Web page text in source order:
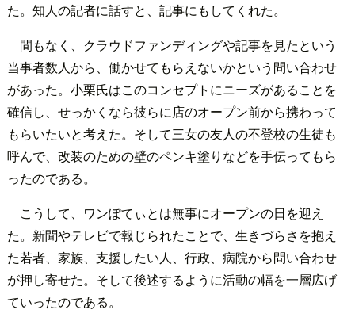
た。知人の記者に話すと、記事にもしてくれた。
間もなく、クラウドファンディングや記事を見たという
当事者数人から、働かせてもらえないかという問い合わせ
があった。小栗氏はこのコンセプトにニーズがあることを
確信し、せっかくなら彼らに店のオープン前から携わって
もらいたいと考えた。そして三女の友人の不登校の生徒も
呼んで、改装のための壁のペンキ塗りなどを手伝ってもら
ったのである。
こうして、ワンぽてぃとは無事にオープンの日を迎え
た。新聞やテレビで報じられたことで、生きづらさを抱え
た若者、家族、支援したい人、行政、病院から問い合わせ
が押し寄せた。そして後述するように活動の幅を一層広げ
ていったのである。